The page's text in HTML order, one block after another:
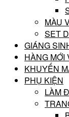
MÀU
SET
GIÁNG
HÀNG MỚI
KHUYẾN
PHỤ KIỆN
LÀM